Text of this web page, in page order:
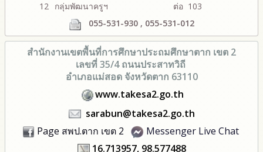
12 กลุ่มพัฒนาครูฯ
ต่อ 103
055-531-930 , 055-531-012
สำนักงานเขตพื้นที่การศึกษาประถมศึกษาตาก เขต 2
เลขที่ 35/4 ถนนประสาทวิถี
อำเภอแม่สอด จังหวัดตาก 63110
www.takesa2.go.th
sarabun@takesa2.go.th
Page สพป.ตาก เขต 2
Messenger Live Chat
16.713957, 98.577488